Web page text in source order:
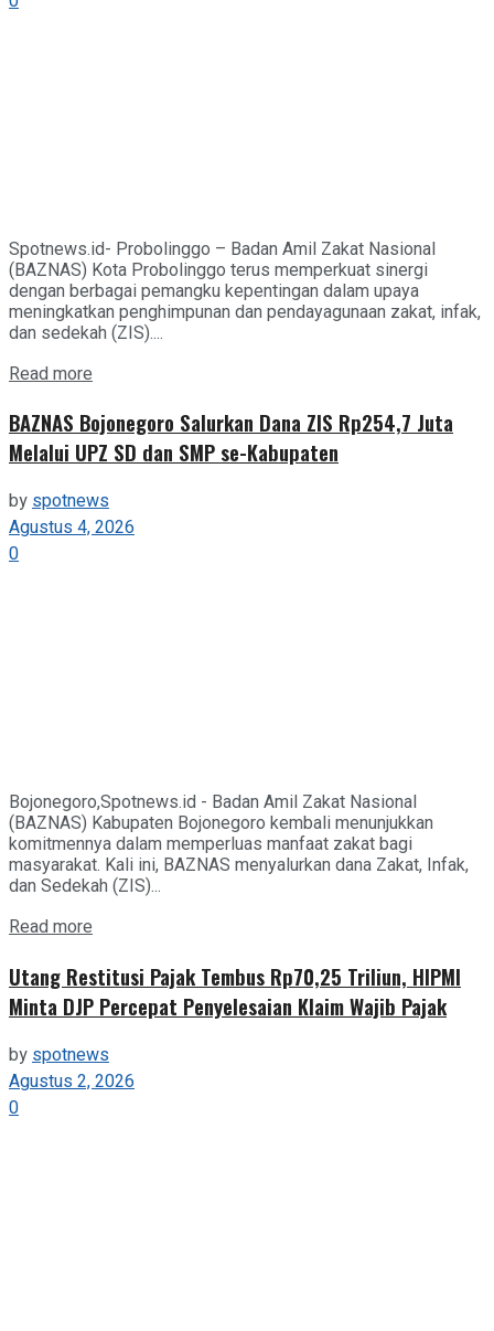
Spotnews.id- Probolinggo – Badan Amil Zakat Nasional
(BAZNAS) Kota Probolinggo terus memperkuat sinergi
dengan berbagai pemangku kepentingan dalam upaya
meningkatkan penghimpunan dan pendayagunaan zakat, infak,
dan sedekah (ZIS)....
Read more
BAZNAS Bojonegoro Salurkan Dana ZIS Rp254,7 Juta
Melalui UPZ SD dan SMP se-Kabupaten
byspotnews
Agustus 4, 2026
0
Bojonegoro,Spotnews.id - Badan Amil Zakat Nasional
(BAZNAS) Kabupaten Bojonegoro kembali menunjukkan
komitmennya dalam memperluas manfaat zakat bagi
masyarakat. Kali ini, BAZNAS menyalurkan dana Zakat, Infak,
dan Sedekah (ZIS)...
Read more
Utang Restitusi Pajak Tembus Rp70,25 Triliun, HIPMI
Minta DJP Percepat Penyelesaian Klaim Wajib Pajak
by spotnews
Agustus 2, 2026
0